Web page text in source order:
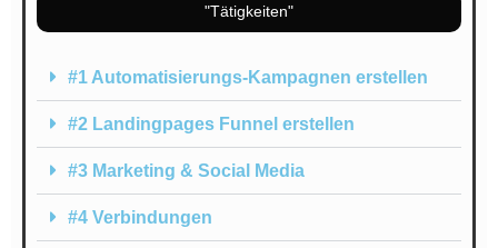
"Tätigkeiten"
#1 Automatisierungs-Kampagnen erstellen
#2 Landingpages Funnel erstellen
#3 Marketing & Social Media
#4 Verbindungen